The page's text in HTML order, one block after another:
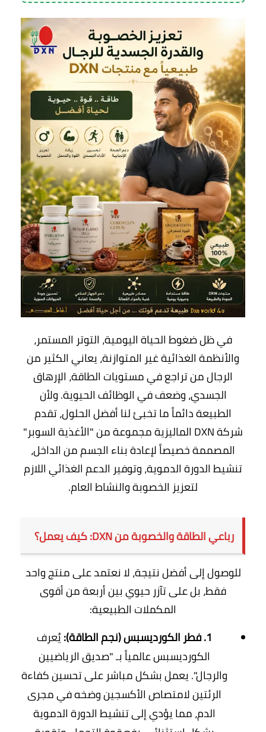
في ظل ضغوط الحياة اليومية، التوتر المستمر،
والأنظمة الغذائية غير المتوازنة، يعاني الكثير من
الرجال من تراجع في مستويات الطاقة، الإرهاق
الجسدي، وضعف في الوظائف الحيوية. ولأن
الطبيعة دائماً ما تخبئ لنا أفضل الحلول، تقدم
شركة DXN الماليزية مجموعة من "الأغذية السوبر"
المصممة خصيصاًلإعادة بناء الجسم من الداخل،
تنشيط الدورة الدموية، وتوفير الدعم الغذائي اللازم
لتعزيز الخصوبة والنشاط العام.
رباعي الطاقة والخصوبة من DXN: كيف يعمل؟
للوصول إلى أفضل نتيجة، لا نعتمد على منتج واحد
فقط، بل على تآزر حيوي بين أربعة من أقوى
المكملات الطبيعية:
1. فطر الكورديسبس (نجم الطاقة):
يُعرف
الكورديسبسعالمياً بـ "صديق الرياضيين
والرجال". يعمل بشكل مباشر على تحسين كفاءة
الرئتين لامتصاص الأكسجين وضخه في مجرى
الدم، مما يؤدي إلى تنشيط الدورة الدموية